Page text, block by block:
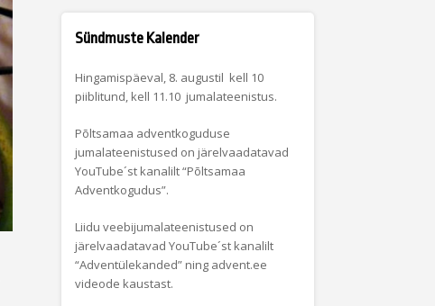
Sündmuste Kalender
Hingamispäeval, 8. augustil kell 10
piiblitund, kell 11.10 jumalateenistus.
Põltsamaa adventkoguduse
jumalateenistused on järelvaadatavad
YouTube´st kanalilt “Põltsamaa
Adventkogudus”.
Liidu veebijumalateenistused on
järelvaadatavad YouTube´st kanalilt
“Adventülekanded” ning advent.ee
videode kaustast.